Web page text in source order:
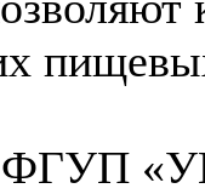
ФГУП